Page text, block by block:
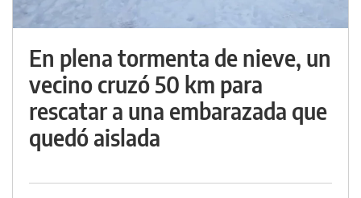
En plena tormenta de nieve, un
vecino cruzó 50 km para
rescatar a una embarazada que
quedó aislada